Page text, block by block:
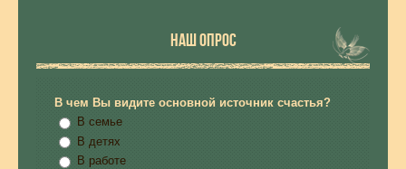
НАШ ОПРОС
В чем Вы видите основной источник счастья?
В семье
В детях
В работе